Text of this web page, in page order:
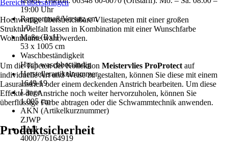
19:00 Uhr
Rapportmaß/Versatz cm
1/0
Maße (BxH)
53 x 1005 cm
Waschbeständigkeit
Hoch waschbeständig
Herstellerartikelnummer
1649-19
Länge
1.005 cm
AKN (Artikelkurznummer)
ZJWP
EAN
4000776164919
Bereich überspringen
Hochwertige überstreichbare Vliestapeten mit einer großen
Strukturvielfalt lassen in Kombination mit einer Wunschfarbe
Wohnträume wahr werden.
Um die Tapeten der Kollektion Meistervlies ProProtect auf
individuelle Art und Weise zu gestalten, können Sie diese mit einem
Lasuranstrich oder einem deckenden Anstrich bearbeiten. Um diese
Effekte der Anstriche noch weiter hervorzuholen, können Sie
überflüssige Farbe abtragen oder die Schwammtechnik anwenden.
Produktsicherheit